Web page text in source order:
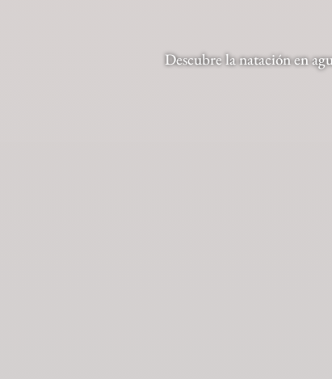
Descubre la natación en